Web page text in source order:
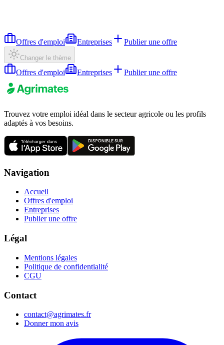
Offres d'emploi Entreprises Publier une offre
Changer le thème
Offres d'emploi Entreprises Publier une offre
Trouvez votre emploi idéal dans le secteur agricole ou les profils
adaptés à vos besoins.
Navigation
Accueil
Offres d'emploi
Entreprises
Publier une offre
Légal
Mentions légales
Politique de confidentialité
CGU
Contact
contact@agrimates.fr
Donner mon avis